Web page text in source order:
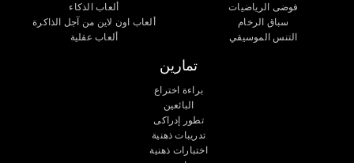
فوضى الرياضيات
سباق الرخام
التنس الموسيقي
ألعاب الذكاء
ألعاب اون لاين من آجل الذاكرة
ألعاب عقلية
تمارين
براءة اختراع
البائعين
تطور إدراكى
تدريبات ذهنية
اختبارات ذهنية